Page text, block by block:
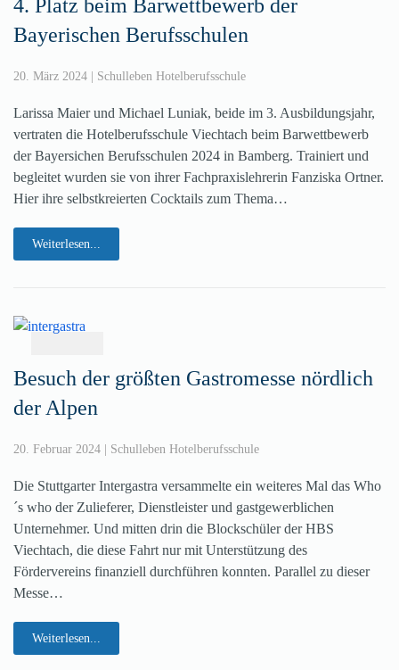
4. Platz beim Barwettbewerb der
Bayerischen Berufsschulen
20. März 2024 Schulleben Hotelberufsschule
Larissa Maier und Michael Luniak, beide im 3. Ausbildungsjahr,
vertraten die Hotelberufsschule Viechtach beim Barwettbewerb
der Bayersichen Berufsschulen 2024 in Bamberg. Trainiert und
begleitet wurden sie von ihrer Fachpraxislehrerin Fanziska Ortner.
Hier ihre selbstkreierten Cocktails zum Thema…
Weiterlesen...
Besuch der größten Gastromesse nördlich
der Alpen
20. Februar 2024 Schulleben Hotelberufsschule
Die Stuttgarter Intergastra versammelte ein weiteres Mal das Who
´s who der Zulieferer, Dienstleister und gastgewerblichen
Unternehmer. Und mitten drin die Blockschüler der HBS
Viechtach, die diese Fahrt nur mit Unterstützung des
Fördervereins finanziell durchführen konnten. Parallel zu dieser
Messe…
Weiterlesen...